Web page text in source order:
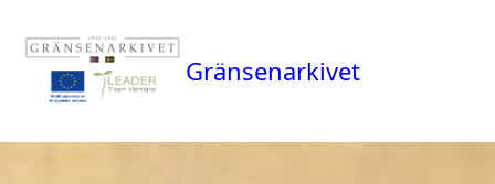
Gränsenarkivet